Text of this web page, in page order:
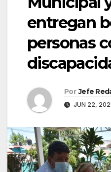
entregan
personas
Por Jefe
JUN 22,